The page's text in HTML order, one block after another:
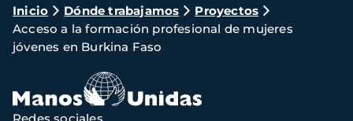
Ruta
de
navegación
Inicio Dónde trabajamos
Proyectos
Acceso a la formación profesional de mujeres
jóvenes en Burkina Faso